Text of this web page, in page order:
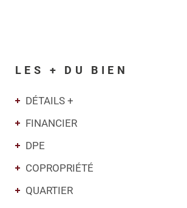
LES + DU BIEN
DÉTAILS +
FINANCIER
DPE
COPROPRIÉTÉ
QUARTIER